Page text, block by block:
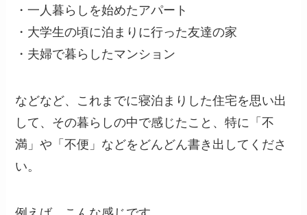
・一人暮らしを始めたアパート
・大学生の頃に泊まりに行った友達の家
・夫婦で暮らしたマンション
などなど、これまでに寝泊まりした住宅を思い出
して、その暮らしの中で感じたこと、特に「不
満」や「不便」などをどんどん書き出してくださ
い。